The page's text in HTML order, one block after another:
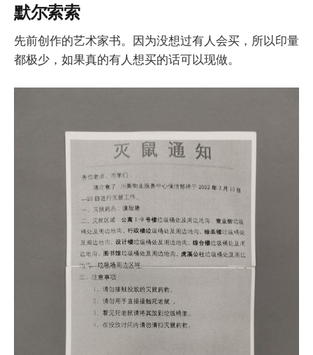
默尔索索
先前创作的艺术家书。因为没想过有人会买，所以印量
都极少，如果真的有人想买的话可以现做。